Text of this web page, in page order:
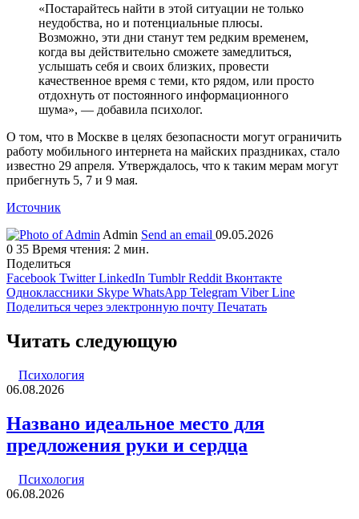
«Постарайтесь найти в этой ситуации не только
неудобства, но и потенциальные плюсы.
Возможно, эти дни станут тем редким временем,
когда вы действительно сможете замедлиться,
услышать себя и своих близких, провести
качественное время с теми, кто рядом, или просто
отдохнуть от постоянного информационного
шума», — добавила психолог.
О том, что в Москве в целях безопасности могут ограничить
работу мобильного интернета на майских праздниках, стало
известно 29 апреля. Утверждалось, что к таким мерам могут
прибегнуть 5, 7 и 9 мая.
Источник
Admin Send an email 09.05.2026
0 35 Время чтения: 2 мин.
Поделиться
Facebook Twitter LinkedIn Tumblr Reddit Вконтакте
Одноклассники Skype WhatsApp Telegram Viber Line
Поделиться через электронную почту Печатать
Читать следующую
Психология
06.08.2026
Названо идеальное место для
предложения руки и сердца
Психология
06.08.2026